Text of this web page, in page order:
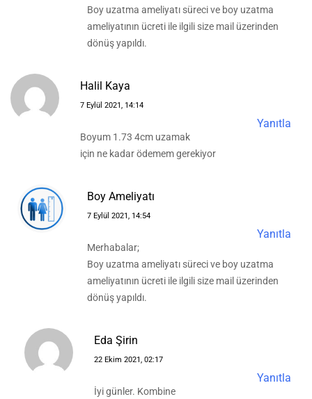
Boy uzatma ameliyatı süreci ve boy uzatma
ameliyatının ücreti ile ilgili size mail üzerinden
dönüş yapıldı.
Halil Kaya
7 Eylül 2021, 14:14
Yanıtla
Boyum 1.73 4cm uzamak
için ne kadar ödemem gerekiyor
Boy Ameliyatı
7 Eylül 2021, 14:54
Yanıtla
Merhabalar;
Boy uzatma ameliyatı süreci ve boy uzatma
ameliyatının ücreti ile ilgili size mail üzerinden
dönüş yapıldı.
Eda Şirin
22 Ekim 2021, 02:17
Yanıtla
İyi günler. Kombine